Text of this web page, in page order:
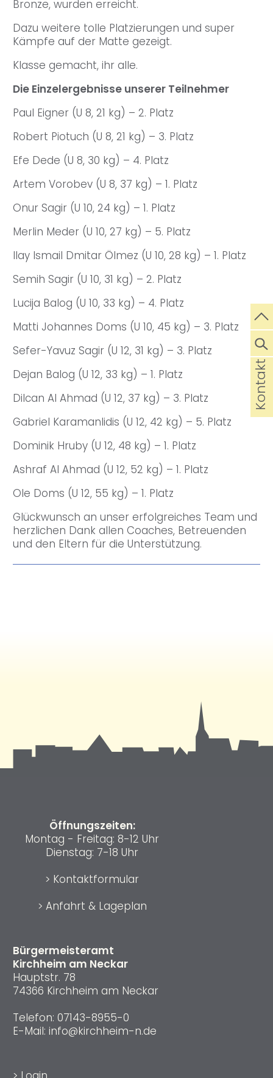
Bronze, wurden erreicht.
Dazu weitere tolle Platzierungen und super
Kämpfe auf der Matte gezeigt.
Klasse gemacht, ihr alle.
Die Einzelergebnisse unserer Teilnehmer
Paul Eigner (U 8, 21 kg) – 2. Platz
Robert Piotuch (U 8, 21 kg) – 3. Platz
Efe Dede (U 8, 30 kg) – 4. Platz
Artem Vorobev (U 8, 37 kg) – 1. Platz
Onur Sagir (U 10, 24 kg) – 1. Platz
Merlin Meder (U 10, 27 kg) – 5. Platz
Ilay Ismail Dmitar Ölmez (U 10, 28 kg) – 1. Platz
Semih Sagir (U 10, 31 kg) – 2. Platz
Lucija Balog (U 10, 33 kg) – 4. Platz
Matti Johannes Doms (U 10, 45 kg) – 3. Platz
Sefer-Yavuz Sagir (U 12, 31 kg) – 3. Platz
Dejan Balog (U 12, 33 kg) – 1. Platz
Dilcan Al Ahmad (U 12, 37 kg) – 3. Platz
Gabriel Karamanlidis (U 12, 42 kg) – 5. Platz
Dominik Hruby (U 12, 48 kg) – 1. Platz
Ashraf Al Ahmad (U 12, 52 kg) – 1. Platz
Ole Doms (U 12, 55 kg) – 1. Platz
Glückwunsch an unser erfolgreiches Team und
herzlichen Dank allen Coaches, Betreuenden
und den Eltern für die Unterstützung.
Bürgermeisteramt
Kirchheim am Neckar
Hauptstr. 78
74366 Kirchheim am Neckar
Telefon: 07143-8955-0
E-Mail: info@kirchheim-n.de
Öffnungszeiten:
Montag - Freitag: 8-12 Uhr
Dienstag: 7-18 Uhr
> Kontaktformular
> Anfahrt & Lageplan
Kontakt